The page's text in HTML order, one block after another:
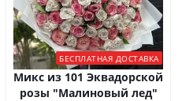
БЕСПЛАТНАЯ ДОСТАВКА
Микс из 101 Эквадорской
розы "Малиновый лед"